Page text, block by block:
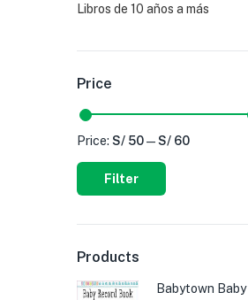
Libros de 10 años a más
Price
Filter
Price: S/ 50—S/ 60
Products
Babytown Baby Record Book